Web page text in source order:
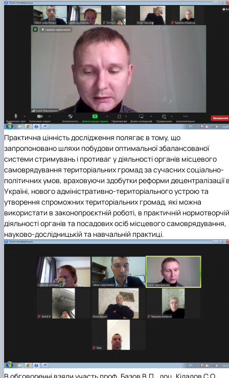
Практична цінність дослідження полягає в тому, що
запропоновано шляхи побудови оптимальної збалансованої
системи стримувань і противаг у діяльності органів місцевого
самоврядування територіальних громад за сучасних соціально-
політичних умов, враховуючи здобутки реформи децентралізації
Україні, нового адміністративно-територіального устрою та
утворення спроможних територіальних громад, які можна
використати в законопроєктній роботі, в практичній нормотворчій
діяльності органів та посадових осіб місцевого самоврядування,
науково-дослідницькій та навчальній практиці.
В обговоренні взяли участь проф. Базов В.П., доц. Кідалов С.О.,